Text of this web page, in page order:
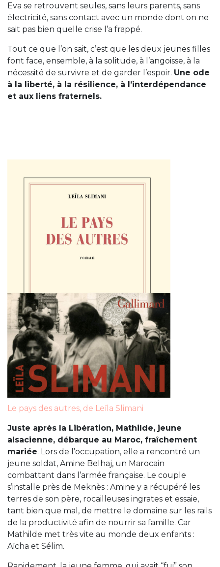
Eva se retrouvent seules, sans leurs parents, sans
électricité, sans contact avec un monde dont on ne
sait pas bien quelle crise l’a frappé.
Tout ce que l’on sait, c’est que les deux jeunes filles
font face, ensemble, à la solitude, à l’angoisse, à la
nécessité de survivre et de garder l’espoir. Une ode
à la liberté, à la résilience, à l’interdépendance
et aux liens fraternels.
Le pays des autres, de Leïla Slimani
Juste après la Libération, Mathilde, jeune
alsacienne, débarque au Maroc, fraîchement
mariée. Lors de l’occupation, elle a rencontré un
jeune soldat, Amine Belhaj, un Marocain
combattant dans l’armée française. Le couple
s’installe près de Meknès : Amine y a récupéré les
terres de son père, rocailleuses ingrates et essaie,
tant bien que mal, de mettre le domaine sur les rails
de la productivité afin de nourrir sa famille. Car
Mathilde met très vite au monde deux enfants :
Aïcha et Sélim.